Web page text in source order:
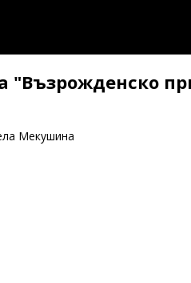
"Възрожденско
Мекушина